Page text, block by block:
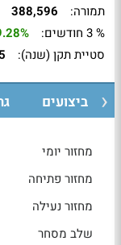
תמורה: 388,596
% 3 חודשים:
סטיית תקן (שנה):
ביצועים
מחזור יומי
מחזור פתיחה
מחזור נעילה
שלב מסחר